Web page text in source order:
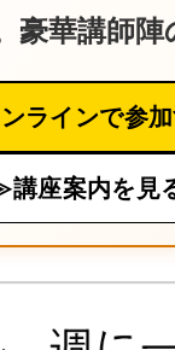
豪華講師
ラインで参
座案内を見